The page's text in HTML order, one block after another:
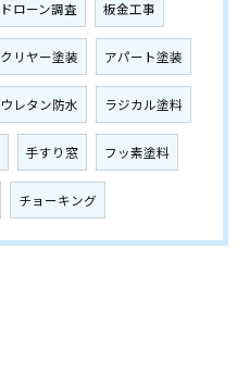
ドローン調査 板金工事
クリヤー塗装 アパート塗装
ウレタン防水 ラジカル塗料
手すり窓 フッ素塗料
チョーキング